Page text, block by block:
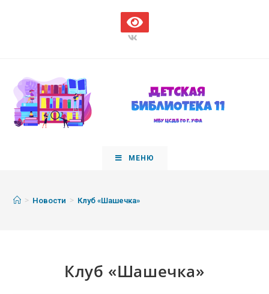
МЕНЮ
> Новости > Клуб «Шашечка»
Клуб «Шашечка»